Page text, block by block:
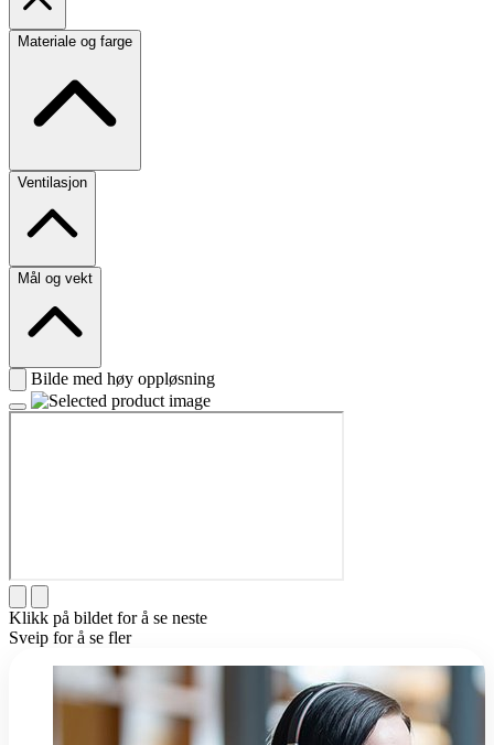
Materiale og farge
Ventilasjon
Mål og vekt
Bilde med høy oppløsning
Klikk på bildet for å se neste
Sveip for å se fler